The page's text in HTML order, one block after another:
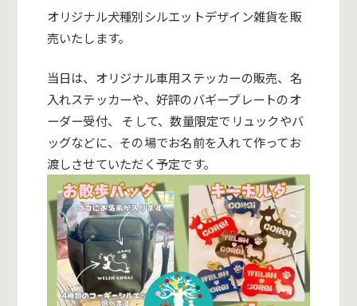
オリジナル犬種別シルエットデザイン雑貨を販
売いたします。
当日は、オリジナル車用ステッカーの販売、名
入れステッカーや、好評のバギープレートのオ
ーダー受付、 そして、数量限定でリュックやバ
ッグなどに、その場でお名前を入れて作ってお
渡しさせていただく予定です。